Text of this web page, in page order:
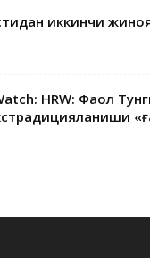
иккинчи
HRW: Фаол